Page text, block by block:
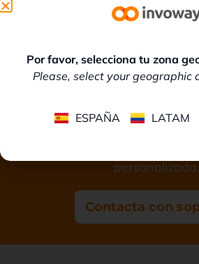
¡Nuestro equipo de soporte
personalizada.
Contacta con
Por favor, selecciona tu zona
Please, select your geographic
ESPAÑA LATAM